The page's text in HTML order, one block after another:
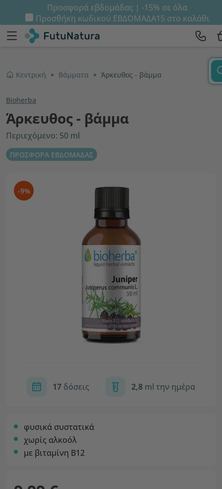
Προσφορά εβδομάδας | -15% σε όλα
Προσθήκη κωδικού ΕΒΔΟΜΑΔΑ15 στο καλάθι
Κεντρική Βάμματα Άρκευθος - βάμμα
Bioherba
Άρκευθος - βάμμα
Περιεχόμενο: 50 ml
ΠΡΟΣΦΟΡΑ ΕΒΔΟΜΑΔΑΣ
-9%
17 δόσεις 2,8 ml την ημέρα
φυσικά συστατικά
χωρίς αλκοόλ
με βιταμίνη B12